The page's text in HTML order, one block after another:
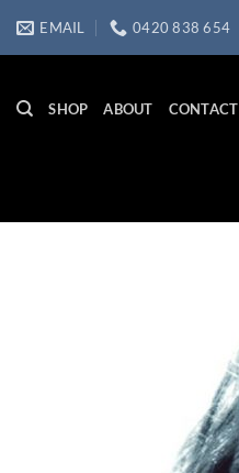
EMAIL 0420 838 654
SHOP ABOUT CONTACT